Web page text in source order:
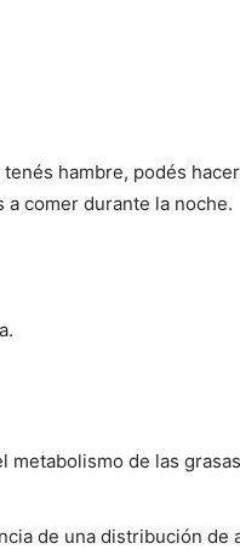
hambre, podés
comer durante la noche.
de las
de una distribución de